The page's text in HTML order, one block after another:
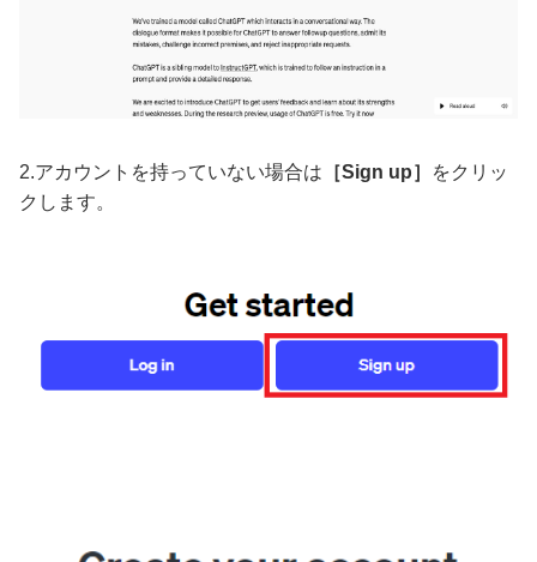
2.アカウントを持っていない場合は ［Sign up］
をクリッ
クします。